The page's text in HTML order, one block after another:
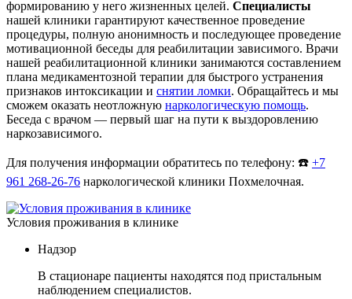
формированию у него жизненных целей. Специалисты
нашей клиники гарантируют качественное проведение
процедуры, полную анонимность и последующее проведение
мотивационной беседы для реабилитации зависимого. Врачи
нашей реабилитационной клиники занимаются составлением
плана медикаментозной терапии для быстрого устранения
признаков интоксикации и снятии ломки. Обращайтесь и мы
сможем оказать неотложную наркологическую помощь.
Беседа с врачом — первый шаг на пути к выздоровлению
наркозависимого.
Для получения информации обратитесь по телефону: ☎️ +7
961 268-26-76 наркологической клиники Похмелочная.
Условия проживания в клинике
Надзор
В стационаре пациенты находятся под пристальным
наблюдением специалистов.